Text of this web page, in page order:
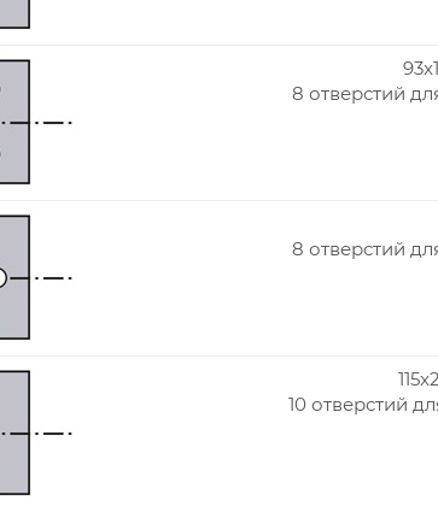
8 отверстий
8 отверстий
10 отверстий